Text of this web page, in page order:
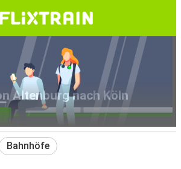
Altenburg nach Köln
Bahnhöfe